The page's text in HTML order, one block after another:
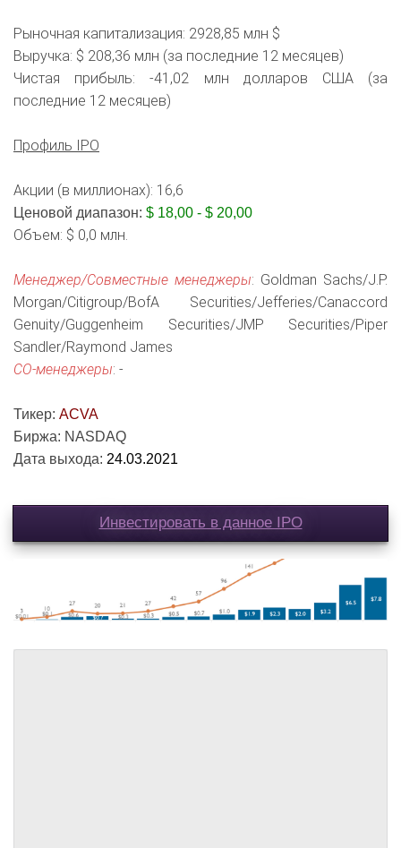
Рыночная капитализация: 2928,85 млн $
Выручка: $ 208,36 млн (за последние 12 месяцев)
Чистая прибыль: -41,02 млн долларов США (за
последние 12 месяцев)
Профиль IPO
Акции (в миллионах): 16,6
Ценовой диапазон: $ 18,00 - $ 20,00
Объем: $ 0,0 млн.
Менеджер/Совместные менеджеры: Goldman Sachs/J.P.
Morgan/Citigroup/BofA Securities/Jefferies/Canaccord
Genuity/Guggenheim Securities/JMP Securities/Piper
Sandler/Raymond James
СО-менеджеры: -
Тикер: ACVA
Биржа: NASDAQ
Дата выхода: 24.03.2021
Инвестировать в данное IPO